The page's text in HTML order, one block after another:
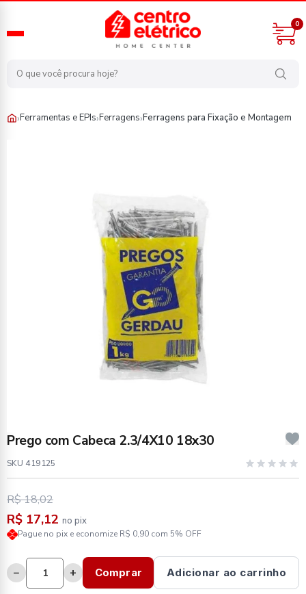
0
›Ferramentas e EPIs›Ferragens›Ferragens para Fixação e Montagem
Prego com Cabeca 2.3/4X10 18x30
SKU 419125
R$ 18,02
R$ 17,12 no pix
Pague no pix e economize R$ 0,90 com 5% OFF
− + Comprar Adicionar ao carrinho